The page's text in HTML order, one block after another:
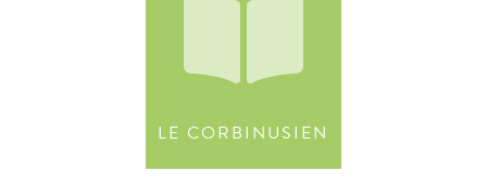
LE CORBINUSIEN